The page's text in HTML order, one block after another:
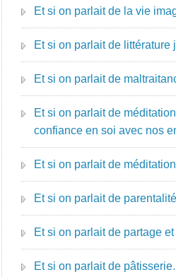
Et si on parlait de la vie
Et si on parlait de
Et si on parlait de
Et si on parlait de
confiance en soi avec nos
Et si on parlait de
Et si on parlait de
Et si on parlait de partage
Et si on parlait de